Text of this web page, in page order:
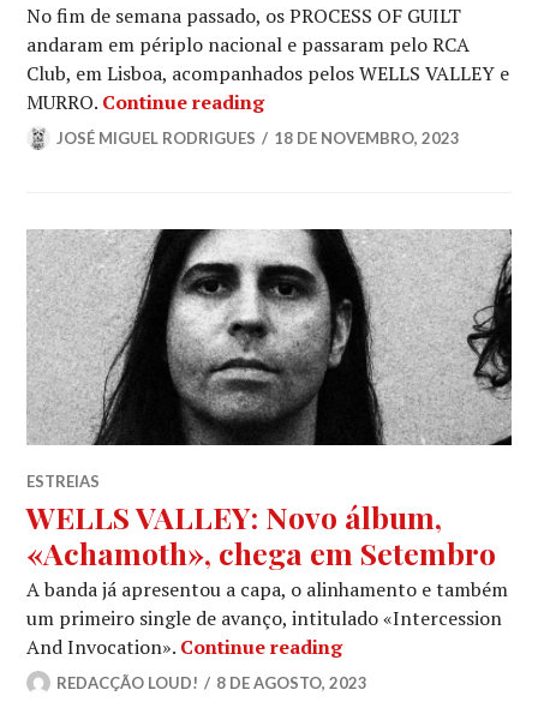
No fim de semana passado, os PROCESS OF GUILT
andaram em périplo nacional e passaram pelo RCA
Club, em Lisboa, acompanhados pelos WELLS VALLEY e
MURRO. Continue readingPROCESS OF GUILT +
JOSÉ MIGUEL RODRIGUES 18 DE NOVEMBRO, 2023
ESTREIAS
WELLS VALLEY: Novo álbum,
«Achamoth», chega em Setembro
A banda já apresentou a capa, o alinhamento e também
um primeiro single de avanço, intitulado «Intercession
And Invocation». Continue readingWELLS VALLEY:
REDACÇÃO LOUD! 8 DE AGOSTO, 2023